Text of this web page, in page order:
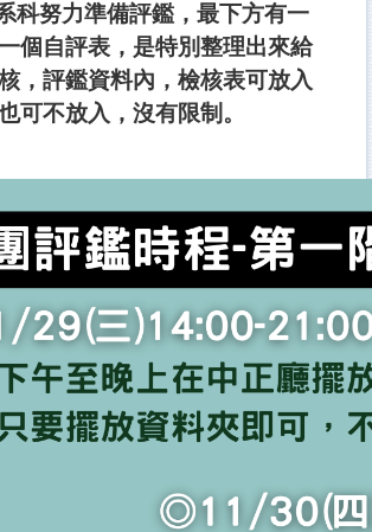
科努力準備評鑑，最下方有一
個自評表，是特別整理出來給
，評鑑資料內，檢核表可放入
可不放入，沒有限制。